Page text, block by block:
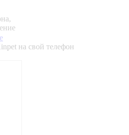
на свой телефон